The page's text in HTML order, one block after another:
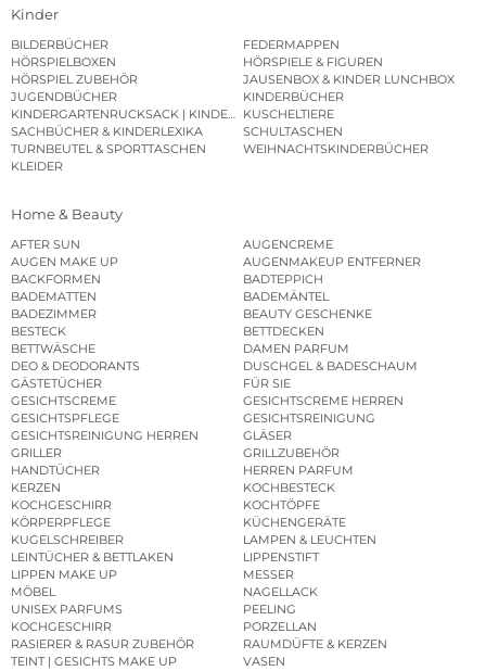
Kinder
BILDERBÜCHER
FEDERMAPPEN
HÖRSPIELBOXEN
HÖRSPIELE & FIGUREN
HÖRSPIEL ZUBEHÖR
JAUSENBOX & KINDER LUNCHBOX
JUGENDBÜCHER
KINDERBÜCHER
KINDERGARTENRUCKSACK | KINDERGARTENBEUTEL
KUSCHELTIERE
SACHBÜCHER & KINDERLEXIKA
SCHULTASCHEN
TURNBEUTEL & SPORTTASCHEN
WEIHNACHTSKINDERBÜCHER
KLEIDER
Home & Beauty
AFTER SUN
AUGENCREME
AUGEN MAKE UP
AUGENMAKEUP ENTFERNER
BACKFORMEN
BADTEPPICH
BADEMATTEN
BADEMÄNTEL
BADEZIMMER
BEAUTY GESCHENKE
BESTECK
BETTDECKEN
BETTWÄSCHE
DAMEN PARFUM
DEO & DEODORANTS
DUSCHGEL & BADESCHAUM
GÄSTETÜCHER
FÜR SIE
GESICHTSCREME
GESICHTSCREME HERREN
GESICHTSPFLEGE
GESICHTSREINIGUNG
GESICHTSREINIGUNG HERREN
GLÄSER
GRILLER
GRILLZUBEHÖR
HANDTÜCHER
HERREN PARFUM
KERZEN
KOCHBESTECK
KOCHGESCHIRR
KOCHTÖPFE
KÖRPERPFLEGE
KÜCHENGERÄTE
KUGELSCHREIBER
LAMPEN & LEUCHTEN
LEINTÜCHER & BETTLAKEN
LIPPENSTIFT
LIPPEN MAKE UP
MESSER
MÖBEL
NAGELLACK
UNISEX PARFUMS
PEELING
KOCHGESCHIRR
PORZELLAN
RASIERER & RASUR ZUBEHÖR
RAUMDÜFTE & KERZEN
TEINT | GESICHTS MAKE UP
VASEN